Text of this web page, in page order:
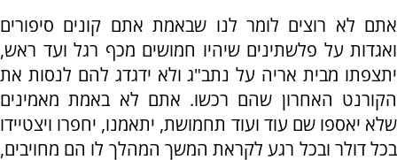
אתם לא רוצים לומר לנו שבאמת אתם קונים סיפורים
ואגדות על פלשתינים שיהיו חמושים מכף רגל ועד ראש,
יתצפתו מבית אריה על נתב"ג ולא ידגדג להם לנסות את
הקורנט האחרון שהם רכשו. אתם לא באמת מאמינים
שלא יאספו שם עוד ועוד תחמושת, יתאמנו, יחפרו ויצטיידו
בכל דולר ובכל רגע לקראת המשך המהלך לו הם מחויבים,